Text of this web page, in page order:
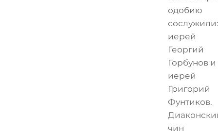
одобию
сослужили:
иерей
Георгий
Горбунов и
иерей
Григорий
Фунтиков.
чин